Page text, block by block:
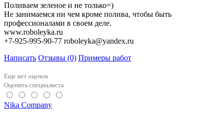
Поливаем зеленое и не только=)
Не занимаемся ни чем кроме полива, чтобы быть
профессионалами в своем деле.
www.roboleyka.ru
+7-925-995-90-77 roboleyka@yandex.ru
Написать Отзывы (0) Примеры работ
Еще нет оценок
Оценить специалиста
Nika Company